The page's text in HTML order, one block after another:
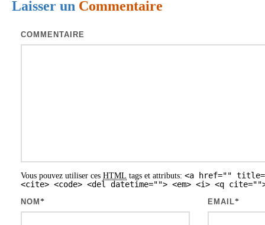
a
Laisser un Commentaire
COMMENTAIRE
Vous pouvez utiliser ces HTML tags et attributs: <a href=""
<cite> <code> <del datetime=""> <em> <i> <q
NOM * EMAIL*